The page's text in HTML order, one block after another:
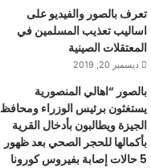
تعرف بالصور والفيديو على
اساليب تعذيب المسلمين في
المعتقلات الصينية
ديسمبر 20, 2019
بالصور “اهالي المنصورية
يستغثون برئيس الوزراء ومحافظ
الجيزة ويطالبون بأدخال القرية
بأكمالها للحجر الصحي بعد ظهور
5 حالات إصابة بفيروس كورونا